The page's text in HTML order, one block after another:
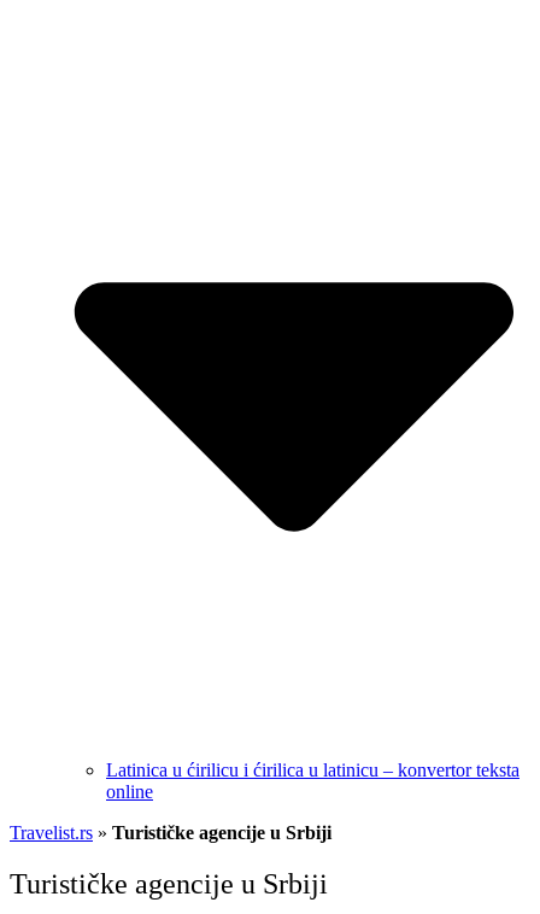
Latinica u ćirilicu i ćirilica u latinicu – konvertor teksta
online
Travelist.rs » Turističke agencije u Srbiji
Turističke agencije u Srbiji